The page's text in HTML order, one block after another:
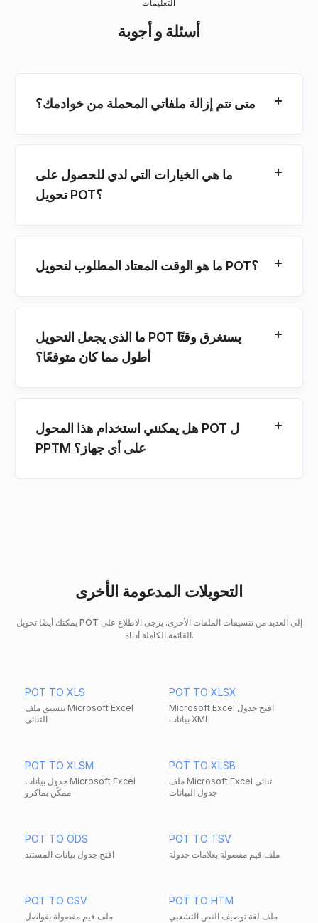
التعليمات
أسئلة و أجوبة
متى تتم إزالة ملفاتي المحملة من خوادمك؟
ما هي الخيارات التي لدي للحصول على
تحويل POT؟
ما هو الوقت المعتاد المطلوب لتحويل POT؟
ما الذي يجعل التحويل POT يستغرق وقتًا
أطول مما كان متوقعًا؟
هل يمكنني استخدام هذا المحول POT ل
PPTM على أي جهاز؟
التحويلات المدعومة الأخرى
يمكنك أيضًا تحويل POT إلى العديد من تنسيقات الملفات الأخرى. يرجى الاطلاع على
القائمة الكاملة أدناه.
POT TO XLS
تنسيق ملف Microsoft Excel
الثنائي
POT TO XLSX
Microsoft Excel افتح جدول
بيانات XML
POT TO XLSM
جدول بيانات Microsoft Excel
ممكّن بماكرو
POT TO XLSB
ملف Microsoft Excel ثنائي
جدول البيانات
POT TO ODS
افتح جدول بيانات المستند
POT TO TSV
ملف قيم مفصولة بعلامات جدولة
POT TO CSV
ملف قيم مفصولة بفواصل
POT TO HTM
ملف لغة توصيف النص التشعبي